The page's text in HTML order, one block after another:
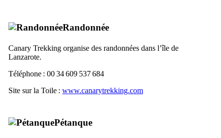
Randonnée
Canary Trekking organise des randonnées dans l’île de
Lanzarote.
Téléphone : 00 34 609 537 684
Site sur la Toile : www.canarytrekking.com
Pétanque